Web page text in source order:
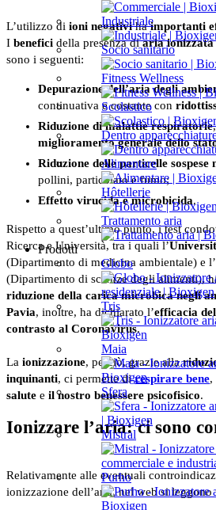
Industriale
Socio sanitario
Fitness Wellness
Scolastico
Dentro
Alimentare
Hôtellerie
Trattamento aria
Prodotti
Globo
Tris
Maia
Sfera
Mistral
Purho
L’utilizzo di ioni negativihaimportanti
I benefici della presenza diaria ionizzata
sono i seguenti:
Depurazione dell’aria degli
continuativa e costante con
Riduzione di malattie respiratorie
miglioramento generale dello
Riduzione delle particelle sospese
pollini, particolato e fumo;
Effetto virucida e microbicida.
Rispetto a quest’ultimo punto, i test
Ricerca e Università, tra i quali l’
(Dipartimento di medicina ambientale) e l’
(Dipartimento di scienze degli alimenti),
riduzione della carica microbica negli
Pavia, inoltre, ha dichiarato l’efficacia
contrasto al Coronavirus.
La ionizzazione, perciò, grazie alla
inquinanti, ci permette direspirare bene,
salute e il nostro benessere psicofisico.
Ionizzare l’aria: ci sono
Relativamente alle eventuali
ionizzazione dell’aria, nel web si